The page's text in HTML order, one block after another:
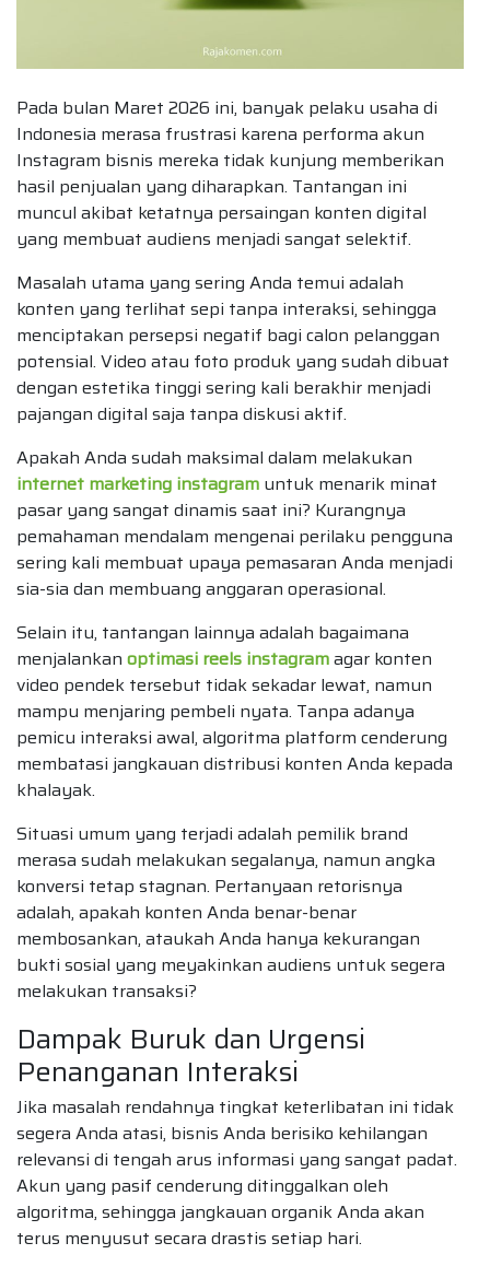
Pada bulan Maret 2026 ini, banyak pelaku usaha di
Indonesia merasa frustrasi karena performa akun
Instagram bisnis mereka tidak kunjung memberikan
hasil penjualan yang diharapkan. Tantangan ini
muncul akibat ketatnya persaingan konten digital
yang membuat audiens menjadi sangat selektif.
Masalah utama yang sering Anda temui adalah
konten yang terlihat sepi tanpa interaksi, sehingga
menciptakan persepsi negatif bagi calon pelanggan
potensial. Video atau foto produk yang sudah dibuat
dengan estetika tinggi sering kali berakhir menjadi
pajangan digital saja tanpa diskusi aktif.
Apakah Anda sudah maksimal dalam melakukan
internet marketing instagram untuk menarik minat
pasar yang sangat dinamis saat ini? Kurangnya
pemahaman mendalam mengenai perilaku pengguna
sering kali membuat upaya pemasaran Anda menjadi
sia-sia dan membuang anggaran operasional.
Selain itu, tantangan lainnya adalah bagaimana
menjalankan optimasi reels instagramagar konten
video pendek tersebut tidak sekadar lewat, namun
mampu menjaring pembeli nyata. Tanpa adanya
pemicu interaksi awal, algoritma platform cenderung
membatasi jangkauan distribusi konten Anda kepada
khalayak.
Situasi umum yang terjadi adalah pemilik brand
merasa sudah melakukan segalanya, namun angka
konversi tetap stagnan. Pertanyaan retorisnya
adalah, apakah konten Anda benar-benar
membosankan, ataukah Anda hanya kekurangan
bukti sosial yang meyakinkan audiens untuk segera
melakukan transaksi?
Dampak Buruk dan Urgensi
Penanganan Interaksi
Jika masalah rendahnya tingkat keterlibatan ini tidak
segera Anda atasi, bisnis Anda berisiko kehilangan
relevansi di tengah arus informasi yang sangat padat.
Akun yang pasif cenderung ditinggalkan oleh
algoritma, sehingga jangkauan organik Anda akan
terus menyusut secara drastis setiap hari.